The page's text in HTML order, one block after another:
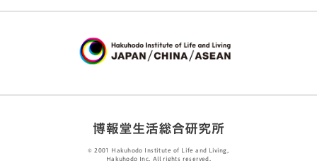
© 2001 Hakuhodo Institute of Life and Living,
Hakuhodo Inc. All rights reserved.